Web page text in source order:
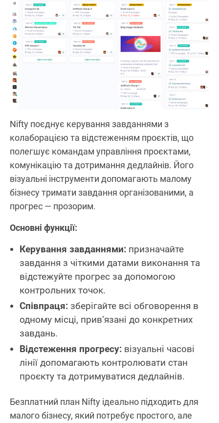
Nifty поєднує керування завданнями з
колаборацією та відстеженням проєктів, що
полегшує командам управління проєктами,
комунікацію та дотримання дедлайнів. Його
візуальні інструменти допомагають малому
бізнесу тримати завдання організованими, а
прогрес — прозорим.
Основні функції:
Керування завданнями: призначайте
завдання з чіткими датами виконання та
відстежуйте прогрес за допомогою
контрольних точок.
Співпраця: зберігайте всі обговорення в
одному місці, прив’язані до конкретних
завдань.
Відстеження прогресу: візуальні часові
лінії допомагають контролювати стан
проєкту та дотримуватися дедлайнів.
Безплатний план Nifty ідеально підходить для
малого бізнесу, який потребує простого, але